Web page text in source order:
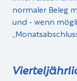
normaler Beleg
und - wenn